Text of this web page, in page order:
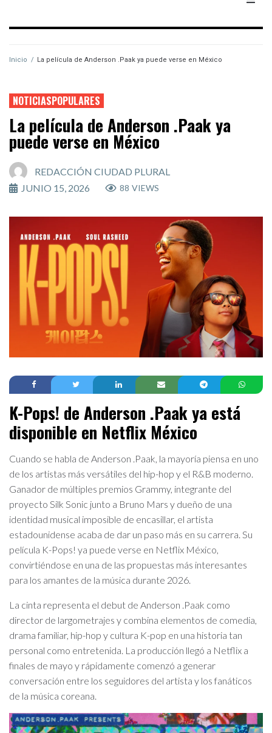
Inicio / La película de Anderson .Paak ya puede verse en México
NOTICIASPOPULARES
La película de Anderson .Paak ya
puede verse en México
REDACCIÓN CIUDAD PLURAL
JUNIO 15, 2026
88 VIEWS
K-Pops! de Anderson .Paak ya está
disponible en Netflix México
Cuando se habla de Anderson .Paak, la mayoría piensa en uno
de los artistas más versátiles del hip-hop y el R&B moderno.
Ganador de múltiples premios Grammy, integrante del
proyecto Silk Sonic junto a Bruno Mars y dueño de una
identidad musical imposible de encasillar, el artista
estadounidense acaba de dar un paso más en su carrera. Su
película K-Pops! ya puede verse en Netflix México,
convirtiéndose en una de las propuestas más interesantes
para los amantes de la música durante 2026.
La cinta representa el debut de Anderson .Paak como
director de largometrajes y combina elementos de comedia,
drama familiar, hip-hop y cultura K-pop en una historia tan
personal como entretenida. La producción llegó a Netflix a
finales de mayo y rápidamente comenzó a generar
conversación entre los seguidores del artista y los fanáticos
de la música coreana.